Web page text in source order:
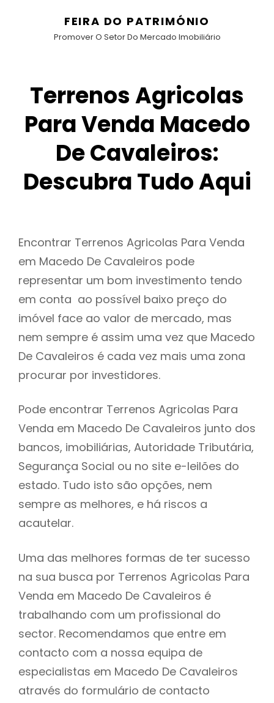
FEIRA DO PATRIMÓNIO
Promover O Setor Do Mercado Imobiliário
Terrenos Agricolas
Para Venda Macedo
De Cavaleiros:
Descubra Tudo Aqui
Encontrar Terrenos Agricolas Para Venda
em Macedo De Cavaleiros pode
representar um bom investimento tendo
em conta ao possível baixo preço do
imóvel face ao valor de mercado, mas
nem sempre é assim uma vez que Macedo
De Cavaleiros é cada vez mais uma zona
procurar por investidores.
Pode encontrar Terrenos Agricolas Para
Venda em Macedo De Cavaleiros junto dos
bancos, imobiliárias, Autoridade Tributária,
Segurança Social ou no site e-leilões do
estado. Tudo isto são opções, nem
sempre as melhores, e há riscos a
acautelar.
Uma das melhores formas de ter sucesso
na sua busca por Terrenos Agricolas Para
Venda em Macedo De Cavaleiros é
trabalhando com um profissional do
sector. Recomendamos que entre em
contacto com a nossa equipa de
especialistas em Macedo De Cavaleiros
através do formulário de contacto